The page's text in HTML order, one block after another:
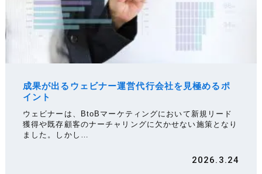
成果が出るウェビナー運営代行会社を見極めるポ
イント
ウェビナーは、BtoBマーケティングにおいて新規リード
獲得や既存顧客のナーチャリングに欠かせない施策となり
ました。しかし…
2026.3.24